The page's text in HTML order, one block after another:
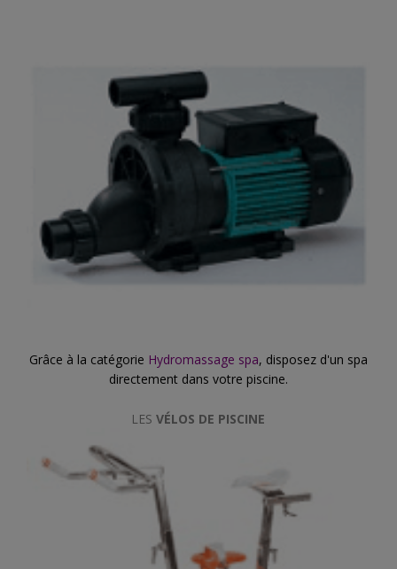
Grâce à la catégorie Hydromassage spa, disposez d'un spa
directement dans votre piscine.
LESVÉLOS DE PISCINE